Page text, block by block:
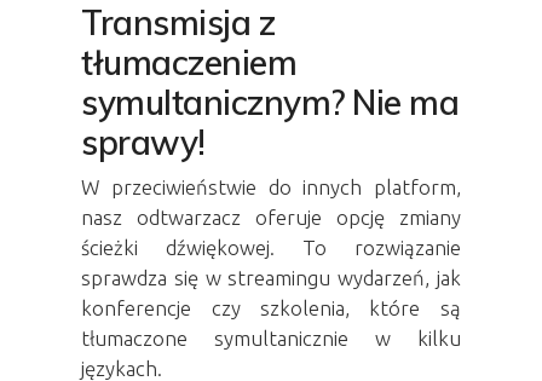
Transmisja z
tłumaczeniem
symultanicznym? Nie ma
sprawy!
W przeciwieństwie do innych platform,
nasz odtwarzacz oferuje opcję zmiany
ścieżki dźwiękowej. To rozwiązanie
sprawdza się w streamingu wydarzeń, jak
konferencje czy szkolenia, które są
tłumaczone symultanicznie w kilku
językach.